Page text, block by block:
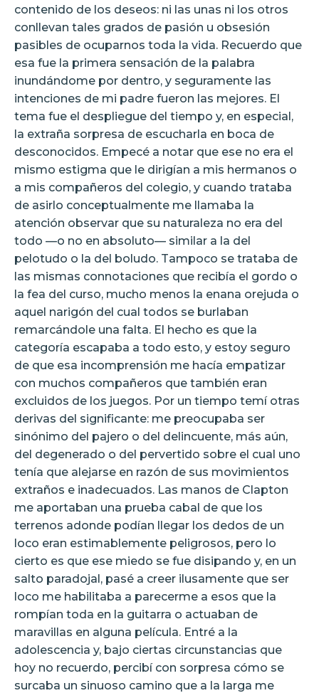
contenido de los deseos: ni las unas ni los otros
conllevan tales grados de pasión u obsesión
pasibles de ocuparnos toda la vida. Recuerdo que
esa fue la primera sensación de la palabra
inundándome por dentro, y seguramente las
intenciones de mi padre fueron las mejores. El
tema fue el despliegue del tiempo y, en especial,
la extraña sorpresa de escucharla en boca de
desconocidos. Empecé a notar que ese no era el
mismo estigma que le dirigían a mis hermanos o
a mis compañeros del colegio, y cuando trataba
de asirlo conceptualmente me llamaba la
atención observar que su naturaleza no era del
todo —o no en absoluto— similar a la del
pelotudo o la del boludo. Tampoco se trataba de
las mismas connotaciones que recibía el gordo o
la fea del curso, mucho menos la enana orejuda o
aquel narigón del cual todos se burlaban
remarcándole una falta. El hecho es que la
categoría escapaba a todo esto, y estoy seguro
de que esa incomprensión me hacía empatizar
con muchos compañeros que también eran
excluidos de los juegos. Por un tiempo temí otras
derivas del significante: me preocupaba ser
sinónimo del pajero o del delincuente, más aún,
del degenerado o del pervertido sobre el cual uno
tenía que alejarse en razón de sus movimientos
extraños e inadecuados. Las manos de Clapton
me aportaban una prueba cabal de que los
terrenos adonde podían llegar los dedos de un
loco eran estimablemente peligrosos, pero lo
cierto es que ese miedo se fue disipando y, en un
salto paradojal, pasé a creer ilusamente que ser
loco me habilitaba a parecerme a esos que la
rompían toda en la guitarra o actuaban de
maravillas en alguna película. Entré a la
adolescencia y, bajo ciertas circunstancias que
hoy no recuerdo, percibí con sorpresa cómo se
surcaba un sinuoso camino que a la larga me